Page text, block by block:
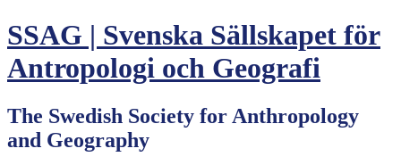
Hoppa
till
innehåll
SSAG | Svenska Sällskapet för
Antropologi och Geografi
The Swedish Society for Anthropology
and Geography